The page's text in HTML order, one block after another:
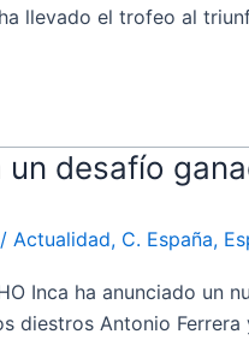
llevado el trofeo al
un desafío
/ Actualidad, C. España,
Inca ha anunciado
diestros Antonio